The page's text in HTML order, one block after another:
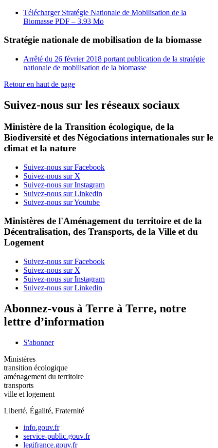
Télécharger Stratégie Nationale de Mobilisation de la
Biomasse PDF – 3.93 Mo
Stratégie nationale de mobilisation de la biomasse
Arrêté du 26 février 2018 portant publication de la stratégie
nationale de mobilisation de la biomasse
Retour en haut de page
Suivez-nous sur les réseaux sociaux
Ministère de la Transition écologique, de la
Biodiversité et des Négociations internationales sur le
climat et la nature
Suivez-nous sur Facebook
Suivez-nous sur X
Suivez-nous sur Instagram
Suivez-nous sur Linkedin
Suivez-nous sur Youtube
Ministères de l'Aménagement du territoire et de la
Décentralisation, des Transports, de la Ville et du
Logement
Suivez-nous sur Facebook
Suivez-nous sur X
Suivez-nous sur Instagram
Suivez-nous sur Linkedin
Abonnez-vous à Terre à Terre, notre
lettre d’information
S'abonner
Ministères
transition écologique
aménagement du territoire
transports
ville et logement
Liberté, Égalité, Fraternité
info.gouv.fr
service-public.gouv.fr
legifrance.gouv.fr